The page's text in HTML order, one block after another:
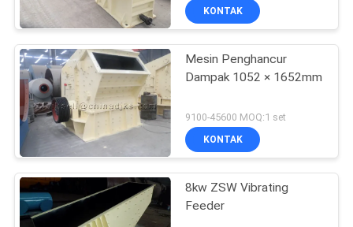
KONTAK
Mesin Penghancur
Dampak 1052 × 1652mm
9100-45600 MOQ:1 set
KONTAK
8kw ZSW Vibrating
Feeder